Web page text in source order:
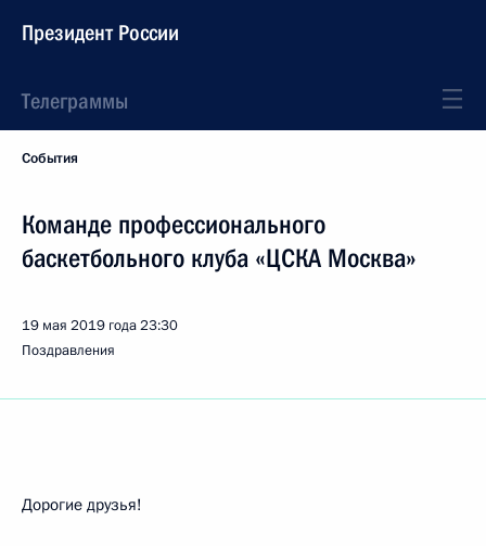
Президент России
Телеграммы
События
Команде профессионального
баскетбольного клуба «ЦСКА Москва»
19 мая 2019 года23:30
Поздравления
Дорогие друзья!